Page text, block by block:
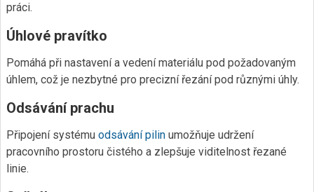
práci.
Úhlové pravítko
Pomáhá při nastavení a vedení materiálu pod požadovaným
úhlem, což je nezbytné pro precizní řezání pod různými úhly.
Odsávání prachu
Připojení systému odsávání pilin umožňuje udržení
pracovního prostoru čistého a zlepšuje viditelnost řezané
linie.